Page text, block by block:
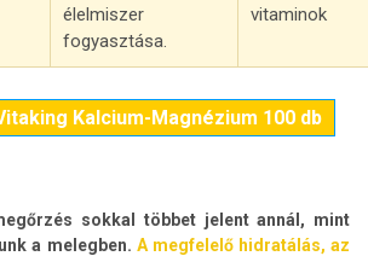
élelmiszer
fogyasztása.
vitaminok
Kalcium-Magnézium 100 db
sokkal többet jelent annál, mint
a melegben. A megfelelő hidratálás, az